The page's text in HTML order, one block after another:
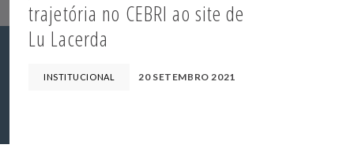
trajetória no CEBRI ao site de
Lu Lacerda
INSTITUCIONAL 20 SETEMBRO 2021